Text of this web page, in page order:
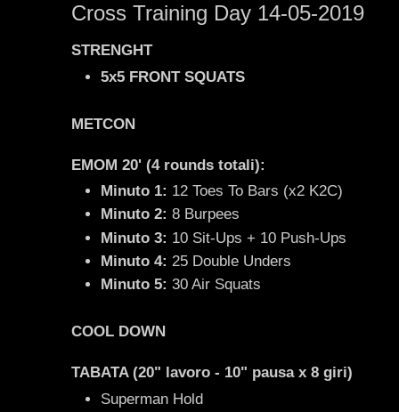
Cross Training Day 14-05-2019
STRENGHT
5x5 FRONT SQUATS
METCON
EMOM 20' (4 rounds totali):
Minuto 1: 12 Toes To Bars (x2 K2C)
Minuto 2: 8 Burpees
Minuto 3: 10 Sit-Ups + 10 Push-Ups
Minuto 4: 25 Double Unders
Minuto 5: 30 Air Squats
COOL DOWN
TABATA (20" lavoro - 10" pausa x 8 giri)
Superman Hold